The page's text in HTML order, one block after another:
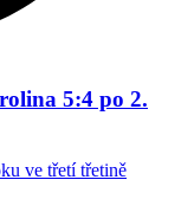
5:4 po 2.
ve třetí třetině